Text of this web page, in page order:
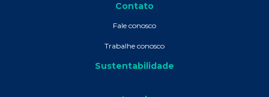
Contato
Fale conosco
Trabalhe conosco
Sustentabilidade